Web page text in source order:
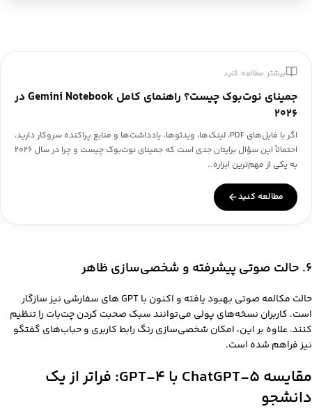
بیشتر مطالعه کنید
جمینای نوت‌بوک چیست؟ راهنمای کامل Gemini Notebook در
۲۰۲۶
اگر با فایل‌های PDF، لینک‌ها، ویدئوها، یادداشت‌ها و منابع پراکنده سروکار دارید،
احتمالاً این سؤال برایتان جدی است که جمینای نوت‌بوک چیست و چرا در سال ۲۰۲۶
به یکی از مهم‌ترین ابزاره…
مطالعه کنید
۶. حالت صوتی پیشرفته و شخصی‌سازی ظاهر
حالت مکالمه صوتی بهبود یافته و اکنون با GPT های سفارشی نیز سازگار
است. کاربران نسخه‌های پولی می‌توانند سبک صحبت کردن چت‌بات را تنظیم
کنند. علاوه بر این، امکان شخصی‌سازی رنگ رابط کاربری و حباب‌های گفتگو
نیز فراهم شده است.
مقایسه ChatGPT-5 با GPT-4: فراتر از یک
دانشجو